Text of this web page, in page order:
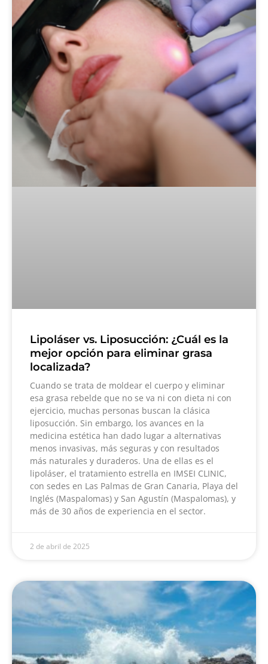
Lipoláser vs. Liposucción: ¿Cuál es la
mejor opción para eliminar grasa
localizada?
Cuando se trata de moldear el cuerpo y eliminar
esa grasa rebelde que no se va ni con dieta ni con
ejercicio, muchas personas buscan la clásica
liposucción. Sin embargo, los avances en la
medicina estética han dado lugar a alternativas
menos invasivas, más seguras y con resultados
más naturales y duraderos. Una de ellas es el
lipoláser, el tratamiento estrella en IMSEI CLINIC,
con sedes en Las Palmas de Gran Canaria, Playa del
Inglés (Maspalomas) y San Agustín (Maspalomas), y
más de 30 años de experiencia en el sector.
2 de abril de 2025